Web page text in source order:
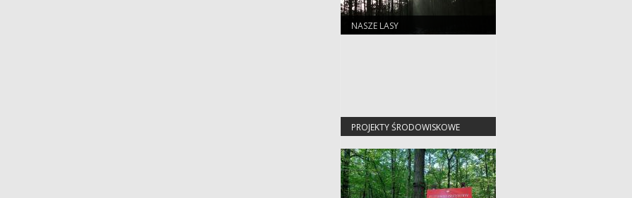
NASZE LASY
PROJEKTY ŚRODOWISKOWE